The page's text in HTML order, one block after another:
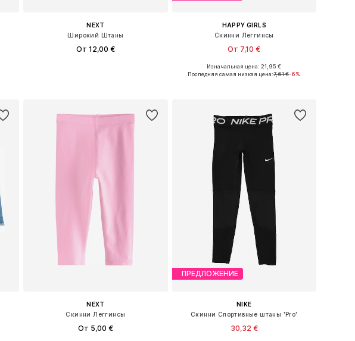
NEXT
Широкий Штаны
От 12,00 €
HAPPY GIRLS
Скинни Леггинсы
От 7,10 €
+2
Доступно множество размеров
Изначальная цена: 21,95 €
Последняя самая низкая цена:7,61 €-6%
NEXT
Скинни Леггинсы
От 5,00 €
ПРЕДЛОЖЕНИЕ
NIKE
Скинни Спортивные штаны 'Pro'
30,32 €